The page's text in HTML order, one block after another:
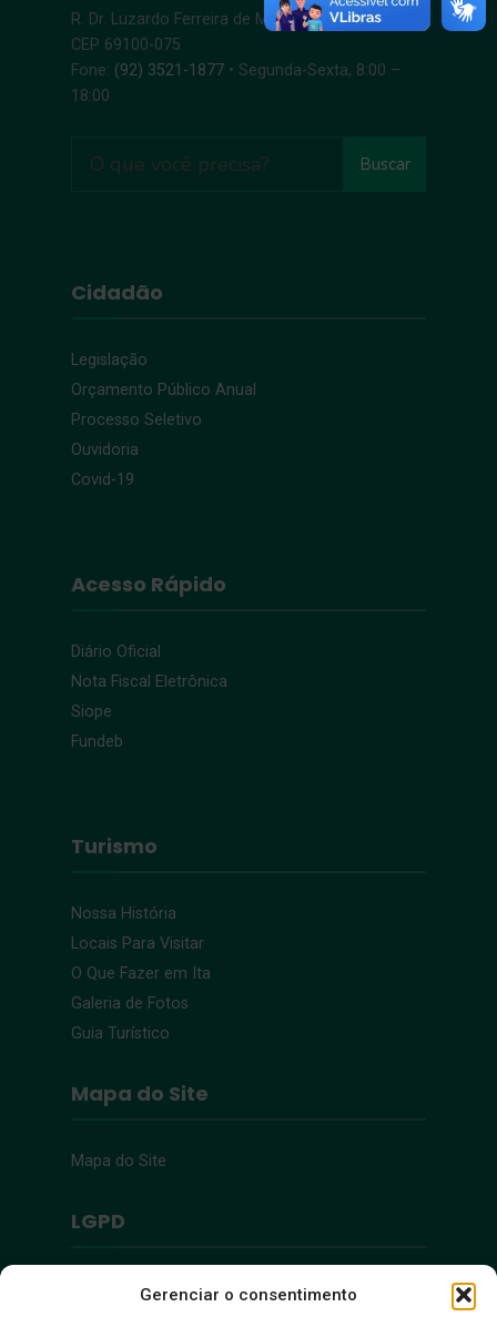
Gerenciar o consentimento
R. Dr. Luzardo Ferreira de Melo, s/n – Centro |
CEP 69100-075
Fone: (92) 3521-1877 • Segunda-Sexta, 8:00 –
18:00
Buscar
Cidadão
Legislação
Orçamento Público Anual
Processo Seletivo
Ouvidoria
Covid-19
Acesso Rápido
Diário Oficial
Nota Fiscal Eletrônica
Siope
Fundeb
Turismo
Nossa História
Locais Para Visitar
O Que Fazer em Ita
Galeria de Fotos
Guia Turístico
Mapa do Site
Mapa do Site
LGPD
Política de Privacidade